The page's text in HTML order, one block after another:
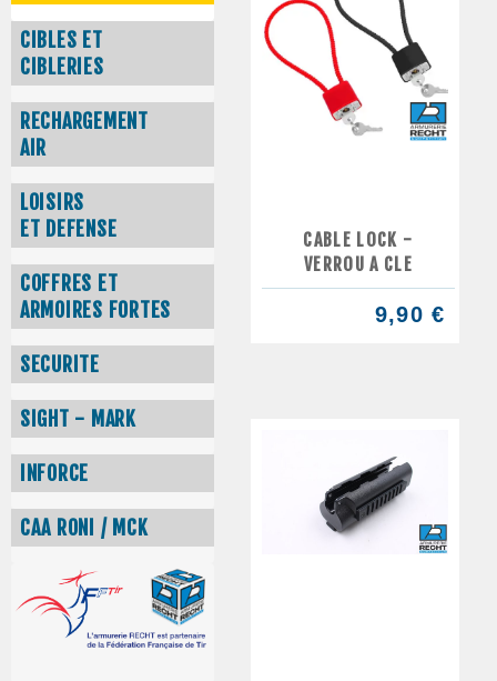
CIBLES ET
CIBLERIES
RECHARGEMENT
AIR
LOISIRS
ET DEFENSE
COFFRES ET
ARMOIRES FORTES
SECURITE
SIGHT - MARK
INFORCE
CAA RONI / MCK
CABLE LOCK -
VERROU A CLE
9,90 €